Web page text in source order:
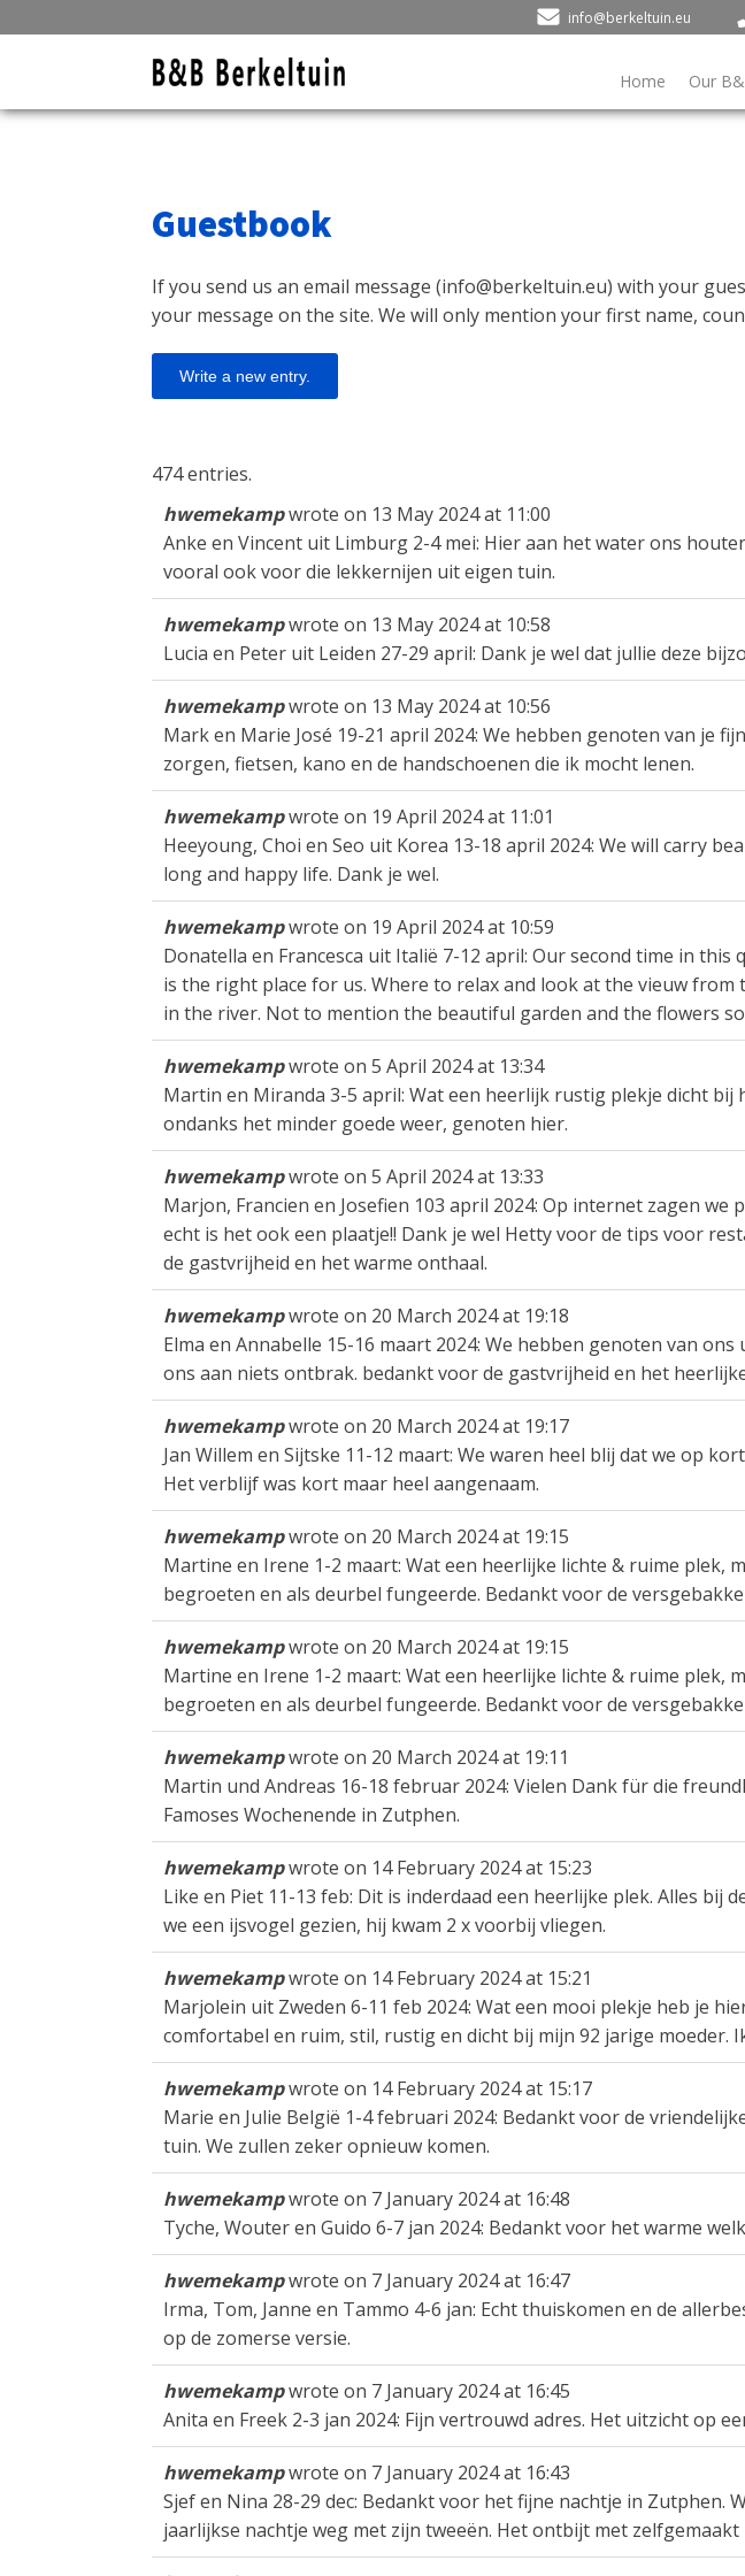
info@berkeltuin.eu
Home Our
Guestbook
If you send us an email message (info@berkeltuin.eu) with your
your message on the site. We will only mention your first name,
474 entries.
hwemekampwrote on 13 May 2024at 11:00
Anke en Vincent uit Limburg 2-4 mei: Hier aan het water ons
vooral ook voor die lekkernijen uit eigen tuin.
hwemekampwrote on 13 May 2024at 10:58
Lucia en Peter uit Leiden 27-29 april: Dank je wel dat jullie deze
hwemekampwrote on 13 May 2024at 10:56
Mark en Marie José 19-21 april 2024: We hebben genoten van je
zorgen, fietsen, kano en de handschoenen die ik mocht lenen.
hwemekampwrote on 19 April 2024at 11:01
Heeyoung, Choi en Seo uit Korea 13-18 april 2024: We will carry
long and happy life. Dank je wel.
hwemekampwrote on 19 April 2024at 10:59
Donatella en Francesca uit Italië 7-12 april: Our second time in
is the right place for us. Where to relax and look at the vieuw
in the river. Not to mention the beautiful garden and the flowers
hwemekampwrote on 5 April 2024at 13:34
Martin en Miranda 3-5 april: Wat een heerlijk rustig plekje dicht
ondanks het minder goede weer, genoten hier.
hwemekampwrote on 5 April 2024at 13:33
Marjon, Francien en Josefien 103 april 2024: Op internet zagen
echt is het ook een plaatje!! Dank je wel Hetty voor de tips voor
de gastvrijheid en het warme onthaal.
hwemekampwrote on 20 March 2024at 19:18
Elma en Annabelle 15-16 maart 2024: We hebben genoten van
ons aan niets ontbrak. bedankt voor de gastvrijheid en het
hwemekampwrote on 20 March 2024at 19:17
Jan Willem en Sijtske 11-12 maart: We waren heel blij dat we op
Het verblijf was kort maar heel aangenaam.
hwemekampwrote on 20 March 2024at 19:15
Martine en Irene 1-2 maart: Wat een heerlijke lichte & ruime plek,
begroeten en als deurbel fungeerde. Bedankt voor de
hwemekampwrote on 20 March 2024at 19:15
Martine en Irene 1-2 maart: Wat een heerlijke lichte & ruime plek,
begroeten en als deurbel fungeerde. Bedankt voor de
hwemekampwrote on 20 March 2024at 19:11
Martin und Andreas 16-18 februar 2024: Vielen Dank für die
Famoses Wochenende in Zutphen.
hwemekampwrote on 14 February 2024at 15:23
Like en Piet 11-13 feb: Dit is inderdaad een heerlijke plek. Alles
we een ijsvogel gezien, hij kwam 2 x voorbij vliegen.
hwemekampwrote on 14 February 2024at 15:21
Marjolein uit Zweden 6-11 feb 2024: Wat een mooi plekje heb je
comfortabel en ruim, stil, rustig en dicht bij mijn 92 jarige moeder.
hwemekampwrote on 14 February 2024at 15:17
Marie en Julie België 1-4 februari 2024: Bedankt voor de
tuin. We zullen zeker opnieuw komen.
hwemekampwrote on 7 January 2024at 16:48
Tyche, Wouter en Guido 6-7 jan 2024: Bedankt voor het warme
hwemekampwrote on 7 January 2024at 16:47
Irma, Tom, Janne en Tammo 4-6 jan: Echt thuiskomen en de
op de zomerse versie.
hwemekampwrote on 7 January 2024at 16:45
Anita en Freek 2-3 jan 2024: Fijn vertrouwd adres. Het uitzicht op
hwemekampwrote on 7 January 2024at 16:43
Sjef en Nina 28-29 dec: Bedankt voor het fijne nachtje in
jaarlijkse nachtje weg met zijn tweeën. Het ontbijt met